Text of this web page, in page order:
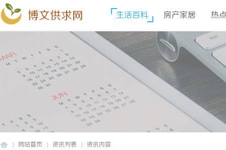
博文供求网 生活百科 房产家居 热
网站首页 资讯列表 资讯内容